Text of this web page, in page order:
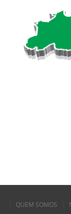
QUEM SOMOS